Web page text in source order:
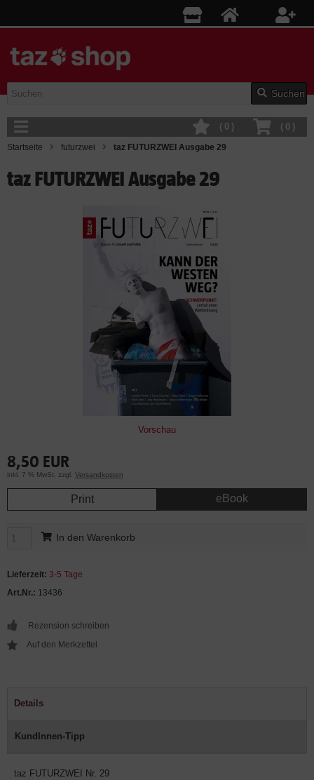
Suchen
( 0 )
( 0 )
Startseite futurzwei taz FUTURZWEI Ausgabe 29
taz FUTURZWEI Ausgabe 29
Vorschau
8,50 EUR
inkl. 7 % MwSt. zzgl. Versandkosten
Print eBook
In den Warenkorb
Lieferzeit: 3-5 Tage
Art.Nr.: 13436
Rezension schreiben
Details
KundInnen-Tipp
taz FUTURZWEI Nr. 29